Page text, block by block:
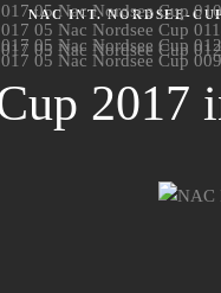
NAC INT. NORDSEE-
2017